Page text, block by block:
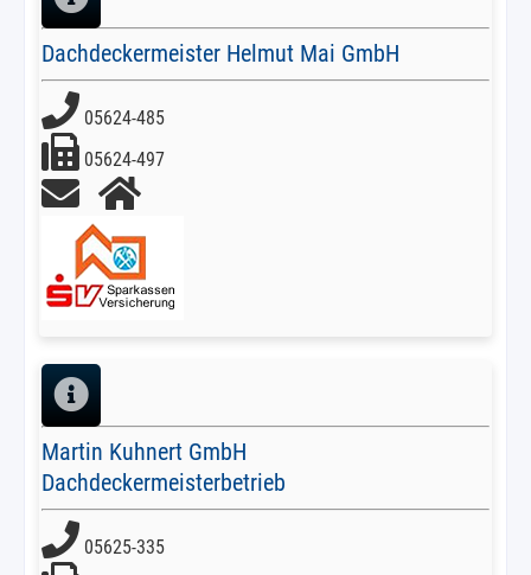
Dachdeckermeister Helmut Mai GmbH
05624-485
05624-497
Martin Kuhnert GmbH
Dachdeckermeisterbetrieb
05625-335